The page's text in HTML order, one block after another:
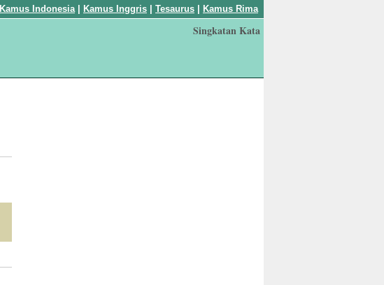
Kamus Indonesia| Kamus Inggris Tesaurus Kamus Rima
Singkatan Kata